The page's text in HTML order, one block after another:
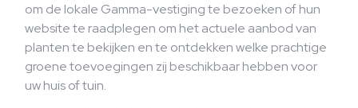
om de lokale Gamma-vestiging te bezoeken of hun
website te raadplegen om het actuele aanbod van
planten te bekijken en te ontdekken welke prachtige
groene toevoegingen zij beschikbaar hebben voor
uw huis of tuin.